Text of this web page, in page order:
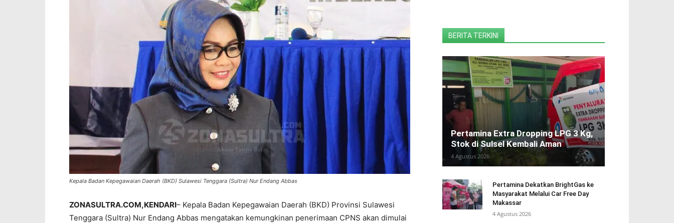
Kepala Badan Kepegawaian Daerah (BKD) Sulawesi Tenggara (Sultra) Nur Endang Abbas
ZONASULTRA.COM,KENDARI– Kepala Badan Kepegawaian Daerah (BKD) Provinsi Sulawesi
Tenggara (Sultra) Nur Endang Abbas mengatakan kemungkinan penerimaan CPNS akan dimulai
BERITA TERKINI
Pertamina Extra Dropping LPG 3 Kg,
Stok di Sulsel Kembali Aman
4 Agustus 2026
Pertamina Dekatkan BrightGas ke
Masyarakat Melalui Car Free Day
Makassar
4 Agustus 2026